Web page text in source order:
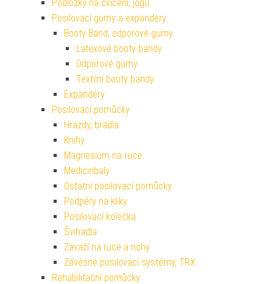
Podložky na cvičení, jógu
Posilovací gumy a expandery
Booty Band, odporové gumy
Latexové booty bandy
Odporové gumy
Textilní booty bandy
Expandéry
Posilovací pomůcky
Hrazdy, bradla
Knihy
Magnesium na ruce
Medicinbaly
Ostatní posilovací pomůcky
Podpěry na kliky
Posilovací kolečka
Švihadla
Závaží na ruce a nohy
Závěsné posilovací systémy, TRX
Rehabilitační pomůcky